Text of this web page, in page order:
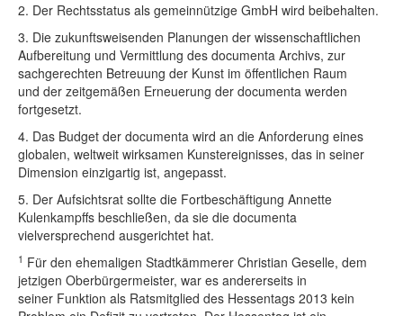
2. Der Rechtsstatus als gemeinnützige GmbH wird beibehalten.
3. Die zukunftsweisenden Planungen der wissenschaftlichen
Aufbereitung und Vermittlung des documenta Archivs, zur
sachgerechten Betreuung der Kunst im öffentlichen Raum
und der zeitgemäßen Erneuerung der documenta werden
fortgesetzt.
4. Das Budget der documenta wird an die Anforderung eines
globalen, weltweit wirksamen Kunstereignisses, das in seiner
Dimension einzigartig ist, angepasst.
5. Der Aufsichtsrat sollte die Fortbeschäftigung Annette
Kulenkampffs beschließen, da sie die documenta
vielversprechend ausgerichtet hat.
1 Für den ehemaligen Stadtkämmerer Christian Geselle, dem
jetzigen Oberbürgermeister, war es andererseits in
seiner Funktion als Ratsmitglied des Hessentags 2013 kein